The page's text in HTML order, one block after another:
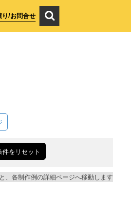
り/お問合せ
件をリセット
、各制作例の詳細ページへ移動します